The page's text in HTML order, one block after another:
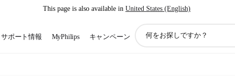
This page is also available in United States (English)
サポート情報 MyPhilips キャンペーン